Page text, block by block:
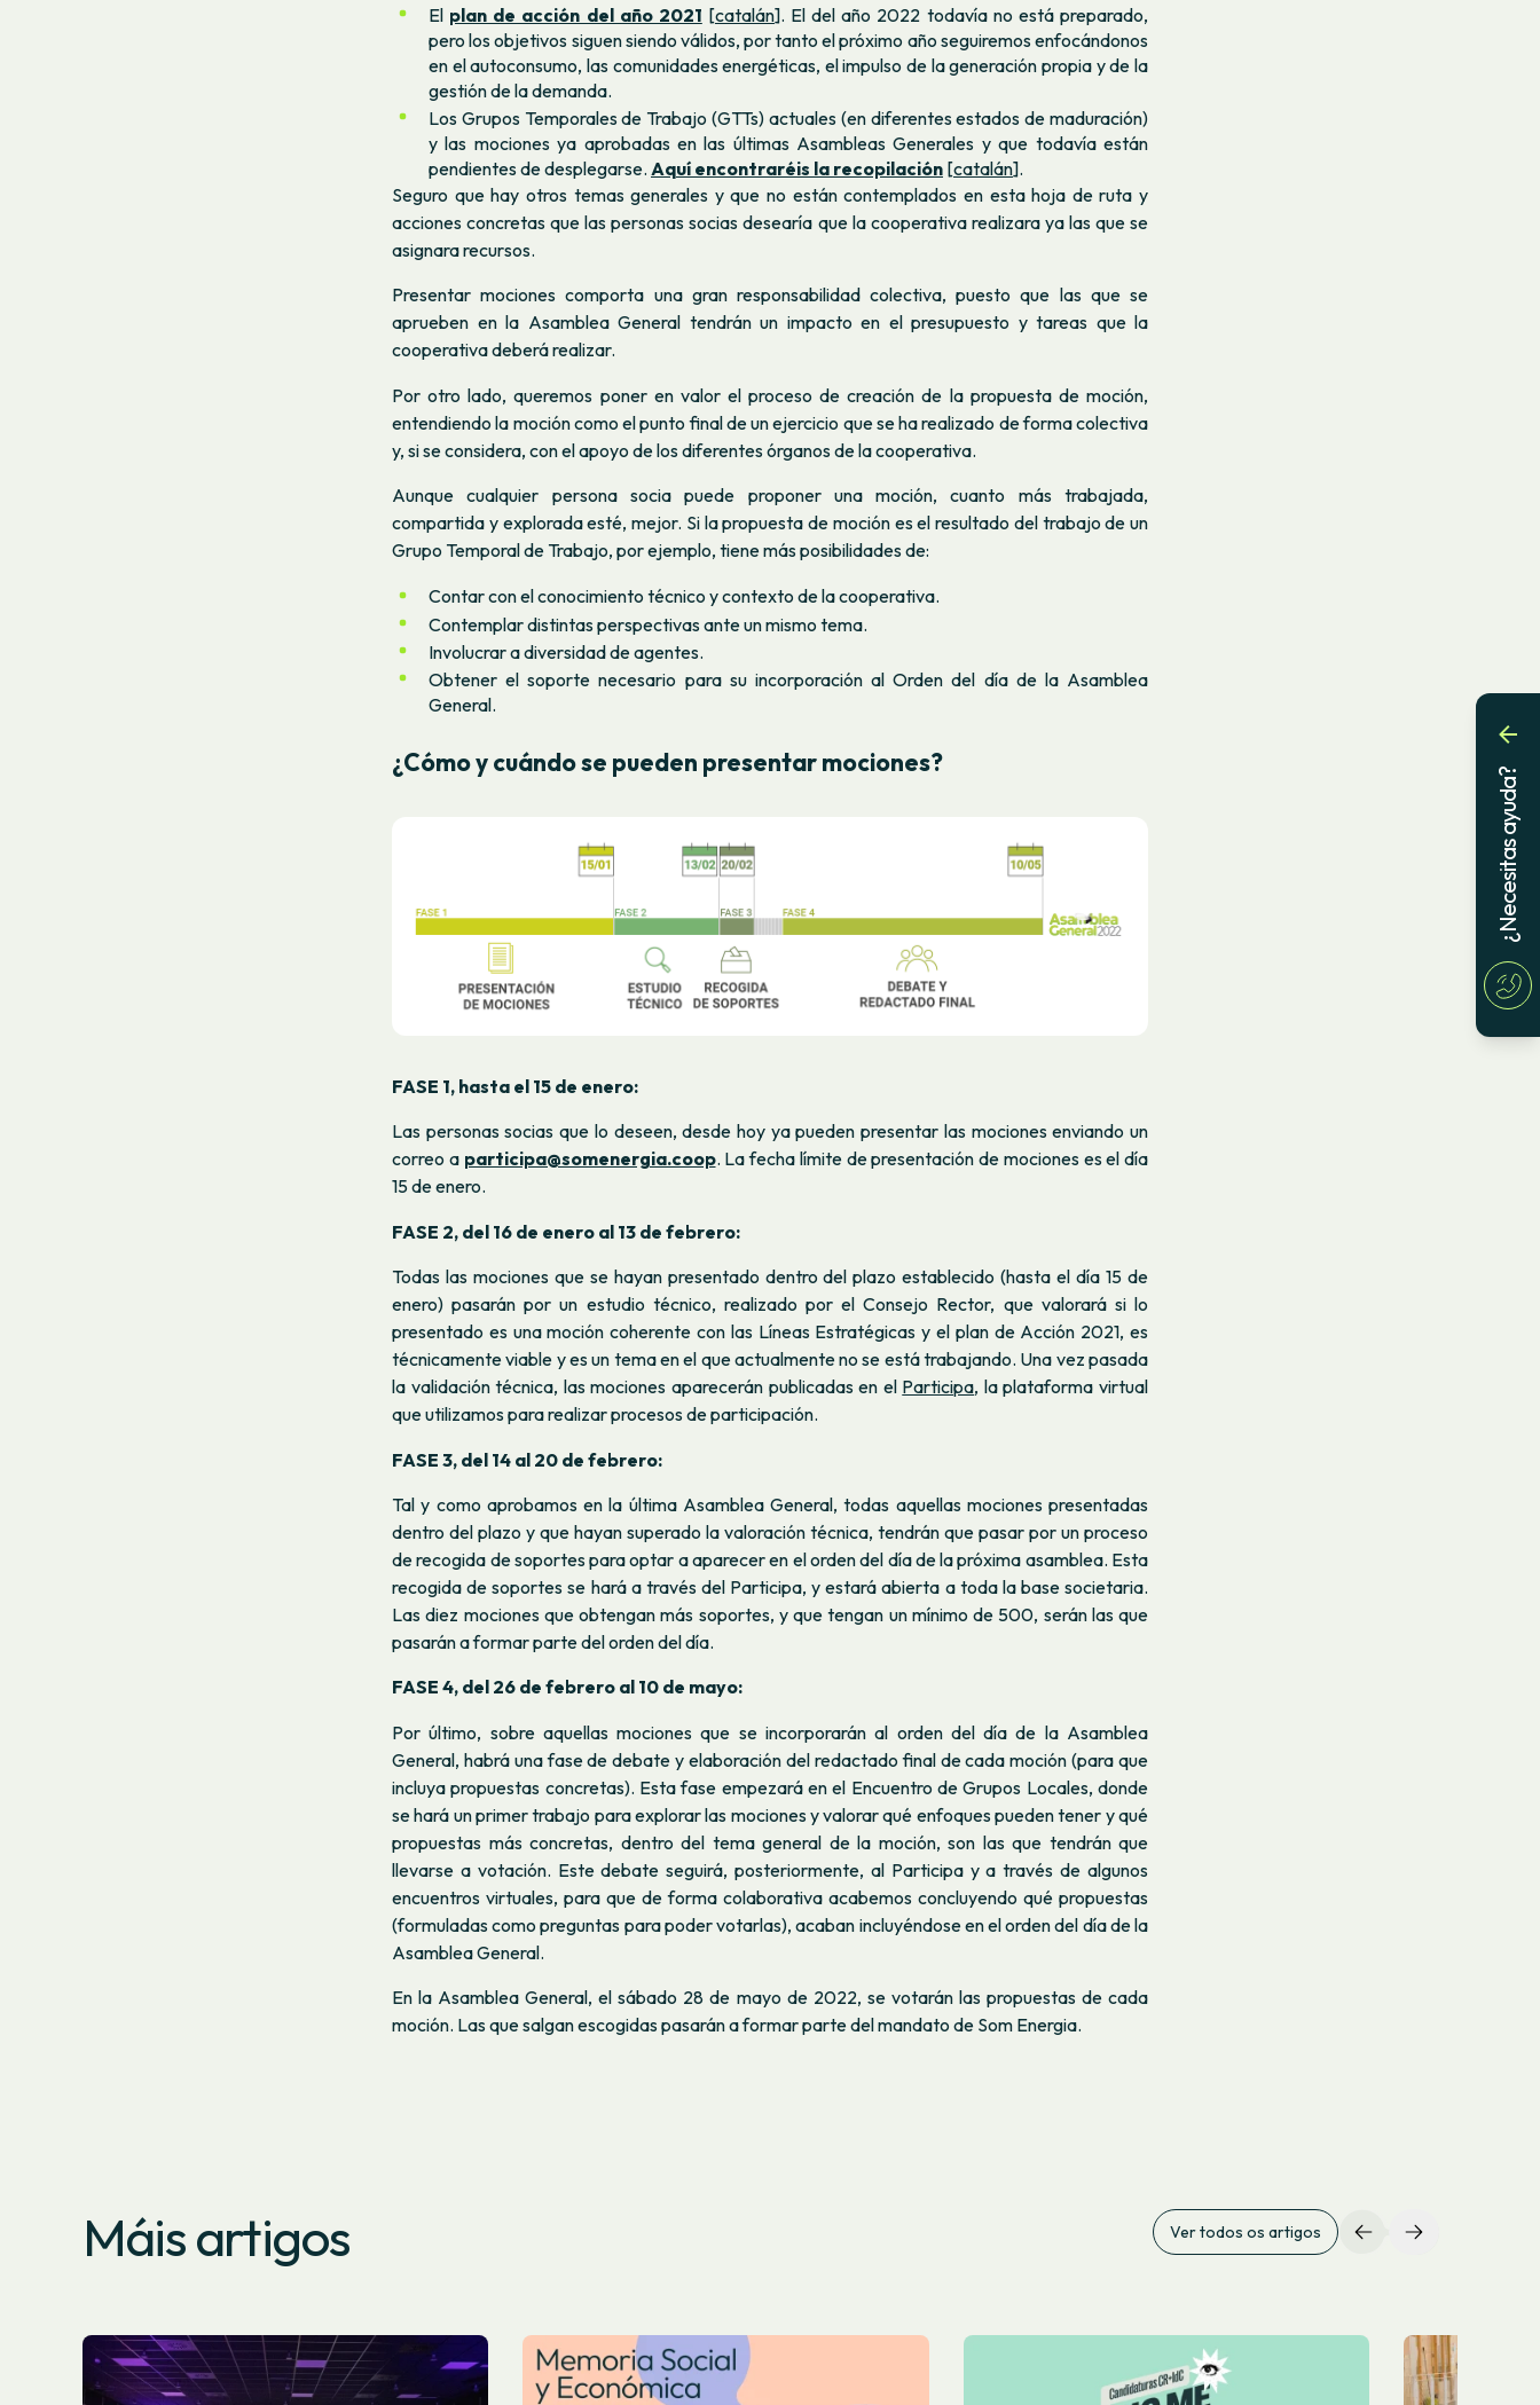
El plan de acción del año 2021 [catalán]. El del año 2022 todavía no está preparado,
pero los objetivos siguen siendo válidos, por tanto el próximo año seguiremos enfocándonos
en el autoconsumo, las comunidades energéticas, el impulso de la generación propia y de la
gestión de la demanda.
Los Grupos Temporales de Trabajo (GTTs) actuales (en diferentes estados de maduración)
y las mociones ya aprobadas en las últimas Asambleas Generales y que todavía están
pendientes de desplegarse. Aquí encontraréis la recopilación [catalán].
Seguro que hay otros temas generales y que no están contemplados en esta hoja de ruta y
acciones concretas que las personas socias desearía que la cooperativa realizara ya las que se
asignara recursos.
Presentar mociones comporta una gran responsabilidad colectiva, puesto que las que se
aprueben en la Asamblea General tendrán un impacto en el presupuesto y tareas que la
cooperativa deberá realizar.
Por otro lado, queremos poner en valor el proceso de creación de la propuesta de moción,
entendiendo la moción como el punto final de un ejercicio que se ha realizado de forma colectiva
y, si se considera, con el apoyo de los diferentes órganos de la cooperativa.
Aunque cualquier persona socia puede proponer una moción, cuanto más trabajada,
compartida y explorada esté, mejor. Si la propuesta de moción es el resultado del trabajo de un
Grupo Temporal de Trabajo, por ejemplo, tiene más posibilidades de:
Contar con el conocimiento técnico y contexto de la cooperativa.
Contemplar distintas perspectivas ante un mismo tema.
Involucrar a diversidad de agentes.
Obtener el soporte necesario para su incorporación al Orden del día de la Asamblea
General.
¿Cómo y cuándo se pueden presentar mociones?
FASE 1, hasta el 15 de enero:
Las personas socias que lo deseen, desde hoy ya pueden presentar las mociones enviando un
correo a participa@somenergia.coop. La fecha límite de presentación de mociones es el día
15 de enero.
FASE 2, del 16 de enero al 13 de febrero:
Todas las mociones que se hayan presentado dentro del plazo establecido (hasta el día 15 de
enero) pasarán por un estudio técnico, realizado por el Consejo Rector, que valorará si lo
presentado es una moción coherente con las Líneas Estratégicas y el plan de Acción 2021, es
técnicamente viable y es un tema en el que actualmente no se está trabajando. Una vez pasada
la validación técnica, las mociones aparecerán publicadas en el Participa, la plataforma virtual
que utilizamos para realizar procesos de participación.
FASE 3, del 14 al 20 de febrero:
Tal y como aprobamos en la última Asamblea General, todas aquellas mociones presentadas
dentro del plazo y que hayan superado la valoración técnica, tendrán que pasar por un proceso
de recogida de soportes para optar a aparecer en el orden del día de la próxima asamblea. Esta
recogida de soportes se hará a través del Participa, y estará abierta a toda la base societaria.
Las diez mociones que obtengan más soportes, y que tengan un mínimo de 500, serán las que
pasarán a formar parte del orden del día.
FASE 4, del 26 de febrero al 10 de mayo:
Por último, sobre aquellas mociones que se incorporarán al orden del día de la Asamblea
General, habrá una fase de debate y elaboración del redactado final de cada moción (para que
incluya propuestas concretas). Esta fase empezará en el Encuentro de Grupos Locales, donde
se hará un primer trabajo para explorar las mociones y valorar qué enfoques pueden tener y qué
propuestas más concretas, dentro del tema general de la moción, son las que tendrán que
llevarse a votación. Este debate seguirá, posteriormente, al Participa y a través de algunos
encuentros virtuales, para que de forma colaborativa acabemos concluyendo qué propuestas
(formuladas como preguntas para poder votarlas), acaban incluyéndose en el orden del día de la
Asamblea General.
En la Asamblea General, el sábado 28 de mayo de 2022, se votarán las propuestas de cada
moción. Las que salgan escogidas pasarán a formar parte del mandato de Som Energia.
Máis artigos Ver todos os artigos
¿Necesitas ayuda?